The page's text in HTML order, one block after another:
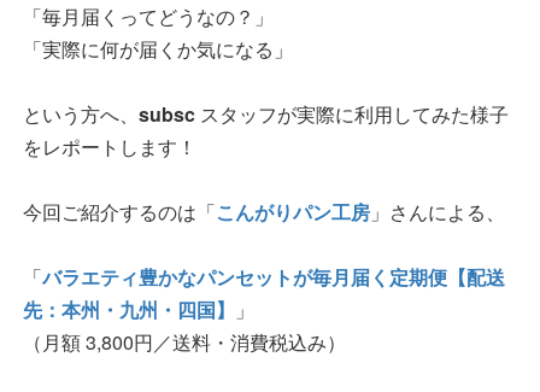
「毎月届くってどうなの？」
「実際に何が届くか気になる」
という方へ、 subsc スタッフが実際に利用してみた様子
をレポートします！
今回ご紹介するのは「こんがりパン工房 」さんによる、
「バラエティ豊かなパンセットが毎月届く定期便【配送
先：本州・九州・四国】
」
（月額 3,800円／送料・消費税込み）